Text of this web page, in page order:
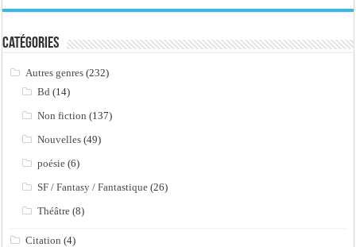
Catégories
Autres genres (232)
Bd (14)
Non fiction (137)
Nouvelles (49)
poésie (6)
SF / Fantasy / Fantastique (26)
Théâtre (8)
Citation (4)